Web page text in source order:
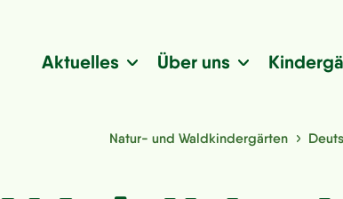
Aktuelles Über uns
Natur- und Waldkindergärten